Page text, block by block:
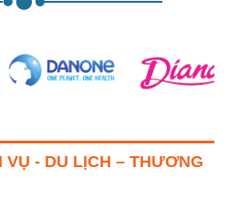
VỤ - DU LỊCH – THƯƠNG